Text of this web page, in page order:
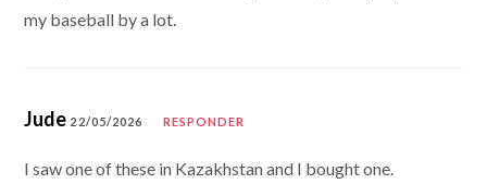
my baseball by a lot.
Jude 22/05/2026 RESPONDER
I saw one of these in Kazakhstan and I bought one.